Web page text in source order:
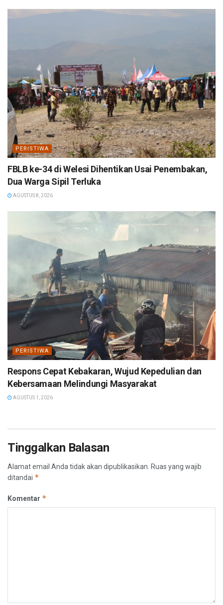
PERISTIWA
FBLB ke-34 di Welesi Dihentikan Usai Penembakan,
Dua Warga Sipil Terluka
AGUSTUS 8, 2026
PERISTIWA
Respons Cepat Kebakaran, Wujud Kepedulian dan
Kebersamaan Melindungi Masyarakat
AGUSTUS 1, 2026
Tinggalkan Balasan
Alamat email Anda tidak akan dipublikasikan. Ruas yang wajib
ditandai *
Komentar *